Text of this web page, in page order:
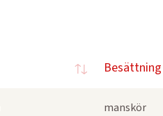
Besättning
manskör